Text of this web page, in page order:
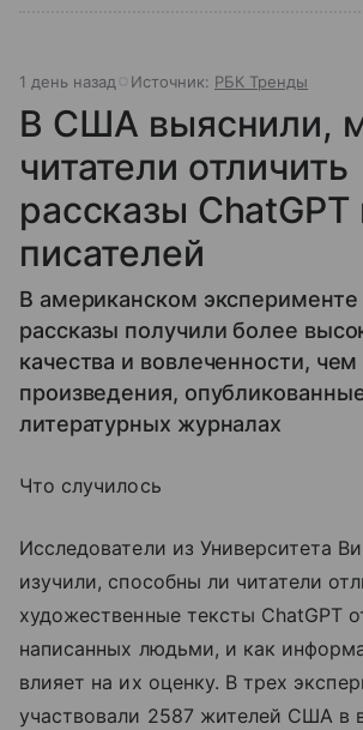
1 день назад Источник: РБК Тренды
В США выяснили,
читатели отличить
рассказы ChatGPT
писателей
В американском
рассказы получили более
качества и вовлеченности, чем
произведения,
литературных журналах
Что случилось
Исследователи из Университета
изучили, способны ли читатели
художественные тексты ChatGPT
написанных людьми, и как
влияет на их оценку. В трех
участвовали 2587 жителей США в